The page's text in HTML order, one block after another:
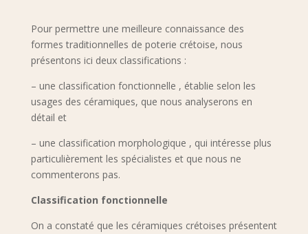
Pour permettre une meilleure connaissance des
formes traditionnelles de poterie crétoise, nous
présentons ici deux classifications :
– une classification fonctionnelle , établie selon les
usages des céramiques, que nous analyserons en
détail et
– une classification morphologique , qui intéresse plus
particulièrement les spécialistes et que nous ne
commenterons pas.
Classification fonctionnelle
On a constaté que les céramiques crétoises présentent